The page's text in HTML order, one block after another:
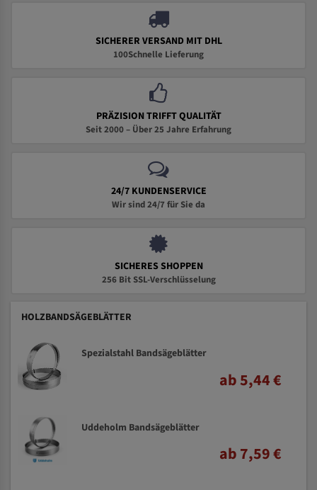
SICHERER VERSAND MIT DHL
100Schnelle Lieferung
PRÄZISION TRIFFT QUALITÄT
Seit 2000 – Über 25 Jahre Erfahrung
24/7 KUNDENSERVICE
Wir sind 24/7 für Sie da
SICHERES SHOPPEN
256 Bit SSL-Verschlüsselung
HOLZBANDSÄGEBLÄTTER
Spezialstahl Bandsägeblätter
ab 5,44 €
Uddeholm Bandsägeblätter
ab 7,59 €